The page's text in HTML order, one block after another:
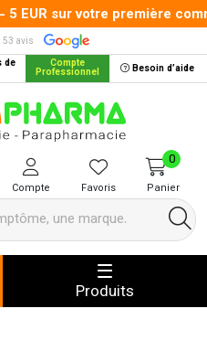
- 5 EUR sur votre première
53 avis
de Compte
Professionnel Besoin d’aide
MVA Pharma Votre pharmacie
Compte Favoris Panier
0
Produits